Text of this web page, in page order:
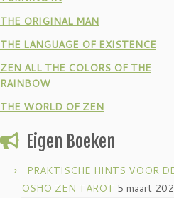
THE ORIGINAL MAN
THE LANGUAGE OF EXISTENCE
ZEN ALL THE COLORS OF THE
RAINBOW
THE WORLD OF ZEN
Eigen Boeken
PRAKTISCHE HINTS VOOR
OSHO ZEN TAROT 5 maart